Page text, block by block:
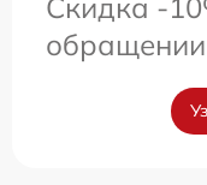
обращении